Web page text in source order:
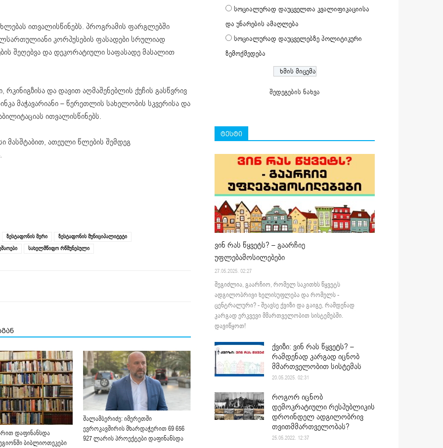
ითვალისწინებს. პროგრამის ფარგლებში
კორპუსების ფასადები სრულიად
შეღებვა და დეკორატიული საფასადე მასალით
და დავით აღმაშენებლის ქუჩის გასწვრივ
მაჭავარიანი – წერეთლის სახელობის სკვერისა და
ითვალისწინებს.
მასშტაბით, ათეული წლების შემდეგ
ზესტაფონის მერი
ზესტაფონის მუნიციპალიტეტი
სახელმწიფო რწმუნებული
დაფინანსდა
ბიბლიოთეკები
შალამბერიძე: იმერეთში
ევროკავშირის მხარდაჭერით 69 656
927 ლარის პროექტები დაფინანსდა
სოციალურად დაუცველთა კვალიფიკაციისა
და უნარების ამაღლება
სოციალურად დაუცველებზე პოლიტიკური
ზემოქმედება
შედეგების ნახვა
ტესტი
ვინ რას წყვეტს? – გაარჩიე
უფლებამოსილებები
27.05.2025. 02:27
შეგიძლია, გაარჩიო, რომელ საკითხს წყვეტს
ადგილობრივი ხელისუფლება და რომელს -
ცენტრალური? - შეავსე ქვიზი და გაიგე, რამდენად
კარგად ერკვევი მმართველობით სისტემებში.
დავიწყოთ!
ქვიზი: ვინ რას წყვეტს? –
რამდენად კარგად იცნობ
მმართველობით სისტემას
20.05.2025. 02:31
როგორ იცნობ
დემოკრატიული რესპუბლიკის
დროინდელ ადგილობრივ
თვითმმართველობას?
25.05.2022. 12:37